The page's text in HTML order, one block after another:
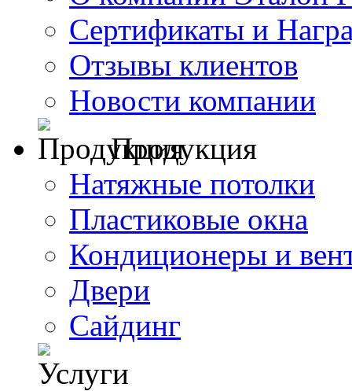
Сертификаты и
Отзывы клиентов
Новости компании
Продукция
Натяжные потолки
Пластиковые окна
Кондиционеры и
Двери
Сайдинг